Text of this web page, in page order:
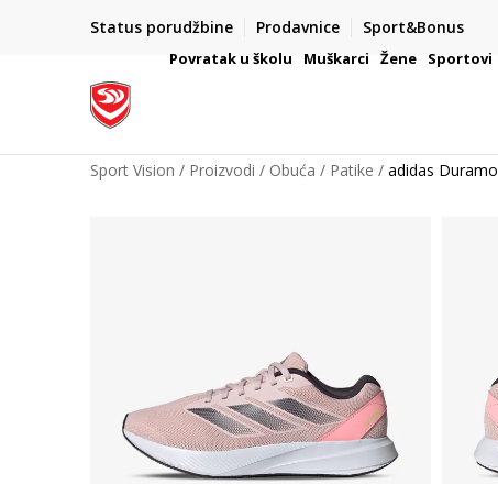
Status porudžbine Prodavnice Sport&Bonus
VAŽNO OBAVEŠTENJE ZA POTROŠAČE
Povratak u školu Muškarci Žene Sportovi
Sport Vision Proizvodi Obuća Patike adidas Duramo